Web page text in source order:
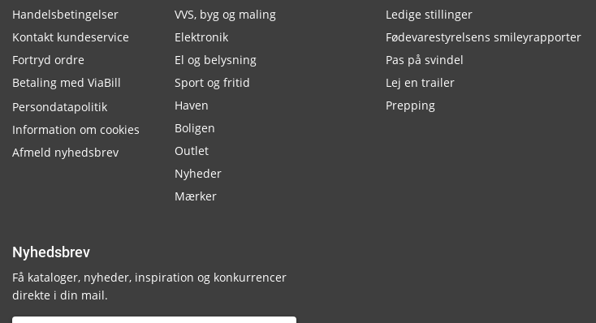
Handelsbetingelser
Kontakt kundeservice
Fortryd ordre
Betaling med ViaBill
Persondatapolitik
Information om cookies
Afmeld nyhedsbrev
VVS, byg og maling
Elektronik
El og belysning
Sport og fritid
Haven
Boligen
Outlet
Nyheder
Mærker
Ledige stillinger
Fødevarestyrelsens smileyrapporter
Pas på svindel
Lej en trailer
Prepping
Nyhedsbrev
Få kataloger, nyheder, inspiration og konkurrencer
direkte i din mail.